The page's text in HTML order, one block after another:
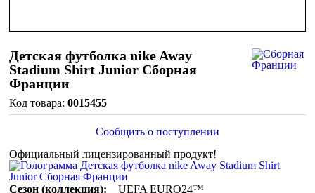
Детская футболка nike Away
Stadium Shirt Junior Сборная
Франции
0015455
Сообщить о поступлении
Официальный лицензированный продукт!
Сезон (коллекция):
UEFA EURO24™